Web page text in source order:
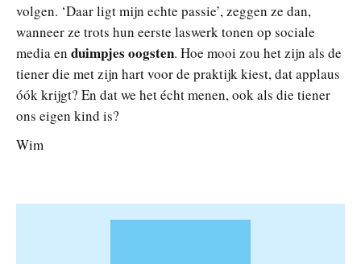
volgen. ‘Daar ligt mijn echte passie’, zeggen ze dan,
wanneer ze trots hun eerste laswerk tonen op sociale
media en duimpjes oogsten. Hoe mooi zou het zijn als de
tiener die met zijn hart voor de praktijk kiest, dat applaus
óók krijgt? En dat we het écht menen, ook als die tiener
ons eigen kind is?
Wim